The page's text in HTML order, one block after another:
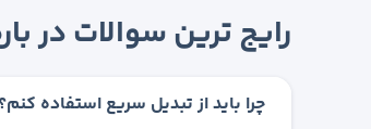
رایج ترین سوالات در
چرا باید از تبدیل سریع استفاده کنم؟